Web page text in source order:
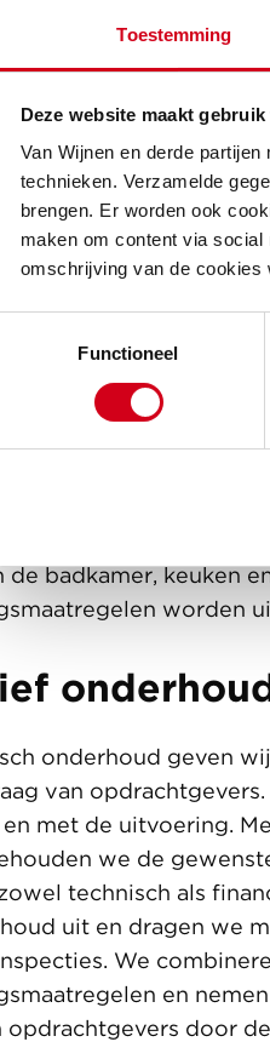
Toestemming
Deze website maakt
Van Wijnen en derde
technieken. Verzamelde
brengen. Er worden ook
maken om content via social
omschrijving van de cookies
Functioneel
optimaal.
en Fijn Wonen
die
Zo bedienen wij
met deze klanten. Met
huurders is hét
mutatieonderhoud.
onze
gestelde eisen.
de badkamer, keuken
worden
onderhoud geven
van
met de uitvoering.
we de
technisch als
uit en dragen we
We
en
opdrachtgevers door